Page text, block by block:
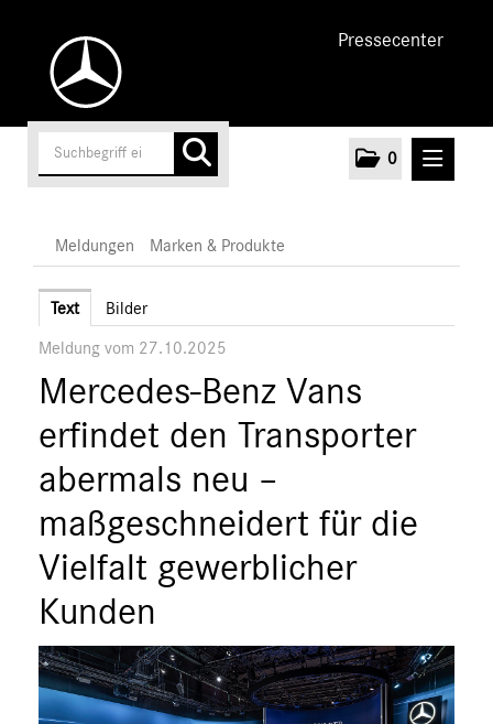
Pressecenter
0
Unternehmen
Cars
Vans
Marken & Produkte
MEDIA
ÜBER UNS
ANSPRECHPARTNER
Meldungen Marken & Produkte
Text Bilder
Meldung vom 27.10.2025
Mercedes-Benz Vans
erfindet den Transporter
abermals neu –
maßgeschneidert für die
Vielfalt gewerblicher
Kunden